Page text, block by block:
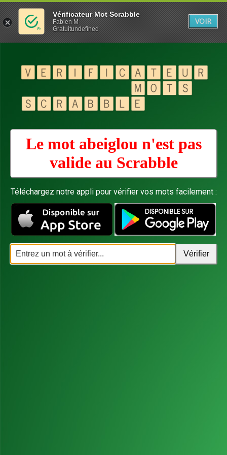
Le mot abeiglou n'est pas
valide au Scrabble
Téléchargez notre appli pour vérifier vos mots facilement :
Vérificateur Mot Scrabble
Fabien M
Gratuitundefined
VOIR